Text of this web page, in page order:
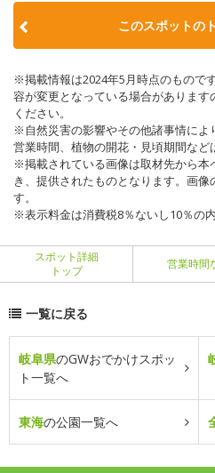
このスポットの
※掲載情報は2024年5月時点のもので
容が変更となっている場合がありま
ください。
※自然災害の影響やその他諸事情によ
営業時間、植物の開花・見頃期間など
※掲載されている画像は取材先から本
き、提供されたものとなります。画
す。
※表示料金は消費税8％ないし10％の内
スポット詳細
トップ
営業時間
一覧に戻る
岐阜県のGWおでかけスポッ
ト一覧へ
東海の公園一覧へ